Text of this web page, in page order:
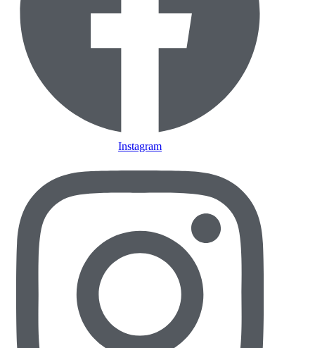
Instagram